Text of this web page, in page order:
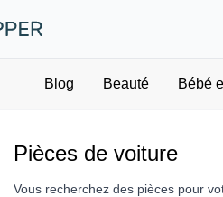
Blog Beauté Bébé
Pièces de voiture
Vous recherchez des pièces pour